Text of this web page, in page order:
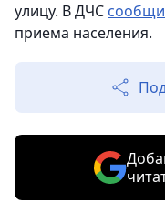
улицу. В ДЧС
приема населения.